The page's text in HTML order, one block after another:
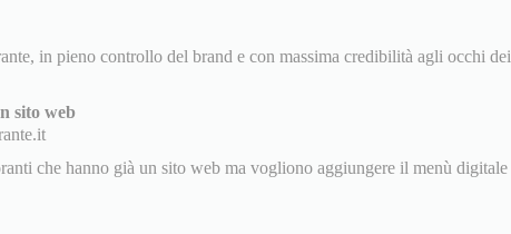
in pieno controllo del brand e con massima credibilità agli occhi dei
sito web
che hanno già un sito web ma vogliono aggiungere il menù digitale